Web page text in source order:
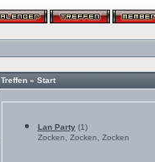
Treffen » Start
Lan Party(1)
Zocken, Zocken, Zocken